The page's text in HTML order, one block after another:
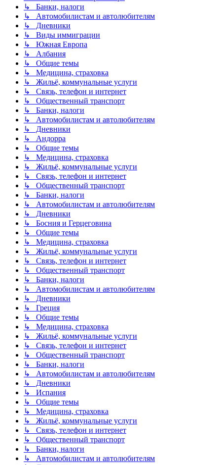
↳ Банки, налоги
↳ Автомобилистам и автолюбителям
↳ Дневники
↳ Виды иммиграции
↳ Южная Европа
↳ Албания
↳ Общие темы
↳ Медицина, страховка
↳ Жильё, коммунальные услуги
↳ Связь, телефон и интернет
↳ Общественный транспорт
↳ Банки, налоги
↳ Автомобилистам и автолюбителям
↳ Дневники
↳ Андорра
↳ Общие темы
↳ Медицина, страховка
↳ Жильё, коммунальные услуги
↳ Связь, телефон и интернет
↳ Общественный транспорт
↳ Банки, налоги
↳ Автомобилистам и автолюбителям
↳ Дневники
↳ Босния и Герцеговина
↳ Общие темы
↳ Медицина, страховка
↳ Жильё, коммунальные услуги
↳ Связь, телефон и интернет
↳ Общественный транспорт
↳ Банки, налоги
↳ Автомобилистам и автолюбителям
↳ Дневники
↳ Греция
↳ Общие темы
↳ Медицина, страховка
↳ Жильё, коммунальные услуги
↳ Связь, телефон и интернет
↳ Общественный транспорт
↳ Банки, налоги
↳ Автомобилистам и автолюбителям
↳ Дневники
↳ Испания
↳ Общие темы
↳ Медицина, страховка
↳ Жильё, коммунальные услуги
↳ Связь, телефон и интернет
↳ Общественный транспорт
↳ Банки, налоги
↳ Автомобилистам и автолюбителям